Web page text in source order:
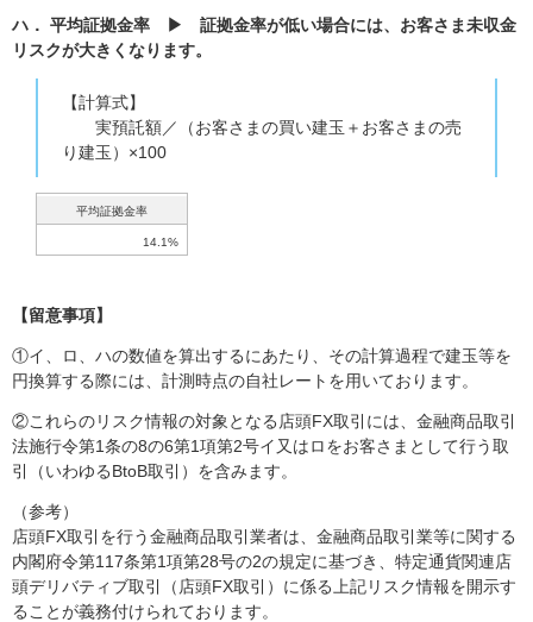
ハ． 平均証拠金率 ▶ 証拠金率が低い場合には、お客さま未収金
リスクが大きくなります。
【計算式】
実預託額／（お客さまの買い建玉＋お客さまの売
り建玉）×100
平均証拠金率
14.1%
【留意事項】
①イ、ロ、ハの数値を算出するにあたり、その計算過程で建玉等を
円換算する際には、計測時点の自社レートを用いております。
②これらのリスク情報の対象となる店頭FX取引には、金融商品取引
法施行令第1条の8の6第1項第2号イ又はロをお客さまとして行う取
引（いわゆるBtoB取引）を含みます。
（参考）
店頭FX取引を行う金融商品取引業者は、金融商品取引業等に関する
内閣府令第117条第1項第28号の2の規定に基づき、特定通貨関連店
頭デリバティブ取引（店頭FX取引）に係る上記リスク情報を開示す
ることが義務付けられております。